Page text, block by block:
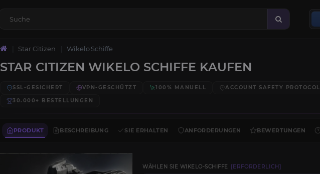
Star Citizen Wikelo Schiffe
STAR CITIZEN WIKELO SCHIFFE KAUFEN
SSL-GESICHERT VPN-GESCHÜTZT 100% MANUELL ACCOUNT SAFETY PROTOCOL
30.000+
BESTELLUNGEN
PRODUKT BESCHREIBUNG SIE ERHALTEN ANFORDERUNGEN BEWERTUNGEN
WÄHLEN SIE WIKELO-SCHIFFE [ERFORDERLICH]